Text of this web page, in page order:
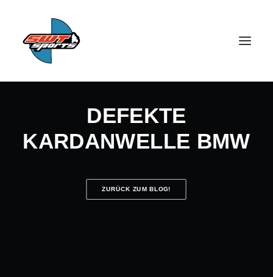
SEARCH
DEFEKTE
KARDANWELLE BMW
ZURÜCK ZUM BLOG!